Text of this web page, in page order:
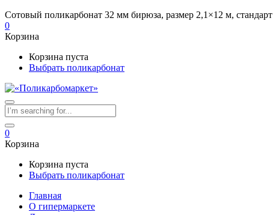
Сотовый поликарбонат 32 мм бирюза, размер 2,1×12 м, стандарт
0
Корзина
Корзина пуста
Выбрать поликарбонат
0
Корзина
Корзина пуста
Выбрать поликарбонат
Главная
О гипермаркете